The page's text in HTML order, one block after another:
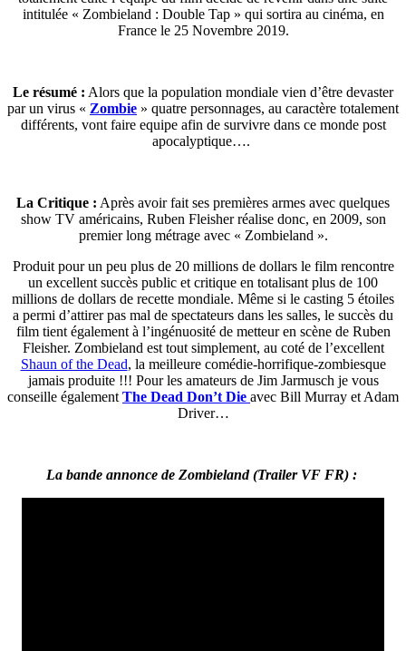
intitulée « Zombieland : Double Tap » qui sortira au cinéma, en
France le 25 Novembre 2019.
Le résumé : Alors que la population mondiale vien d’être devaster
par un virus « Zombie » quatre personnages, au caractère totalement
différents, vont faire equipe afin de survivre dans ce monde post
apocalyptique….
La Critique : Après avoir fait ses premières armes avec quelques
show TV américains, Ruben Fleisher réalise donc, en 2009, son
premier long métrage avec « Zombieland ».
Produit pour un peu plus de 20 millions de dollars le film rencontre
un excellent succès public et critique en totalisant plus de 100
millions de dollars de recette mondiale. Même si le casting 5 étoiles
a permi d’attirer pas mal de spectateurs dans les salles, le succès du
film tient également à l’ingénuosité de metteur en scène de Ruben
Fleisher. Zombieland est tout simplement, au coté de l’excellent
Shaun of the Dead, la meilleure comédie-horrifique-zombiesque
jamais produite !!! Pour les amateurs de Jim Jarmusch je vous
conseille également The Dead Don’t Die avec Bill Murray et Adam
Driver…
La bande annonce de Zombieland (Trailer VF FR) :